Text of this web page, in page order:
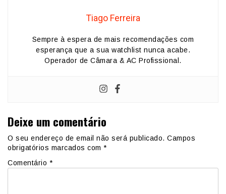
Tiago Ferreira
Sempre à espera de mais recomendações com
esperança que a sua watchlist nunca acabe.
Operador de Câmara & AC Profissional.
Deixe um comentário
O seu endereço de email não será publicado. Campos
obrigatórios marcados com *
Comentário *